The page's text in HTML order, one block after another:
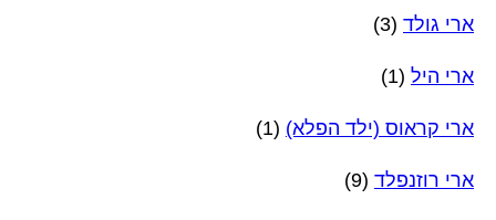
ארי גולד (3)
ארי היל (1)
ארי קראוס (ילד הפלא) (1)
ארי רוזנפלד (9)